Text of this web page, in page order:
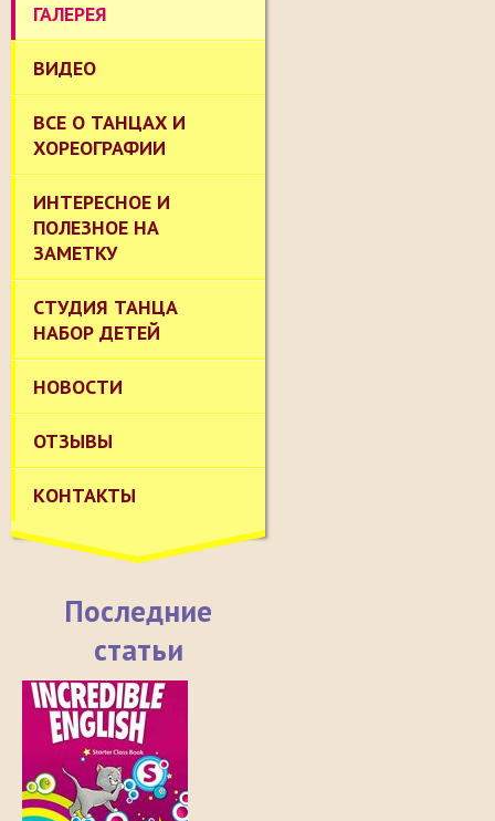
ГАЛЕРЕЯ
ВИДЕО
ВСЕ О ТАНЦАХ И
ХОРЕОГРАФИИ
ИНТЕРЕСНОЕ И
ПОЛЕЗНОЕ НА
ЗАМЕТКУ
СТУДИЯ ТАНЦА
НАБОР ДЕТЕЙ
НОВОСТИ
ОТЗЫВЫ
КОНТАКТЫ
Последние
статьи